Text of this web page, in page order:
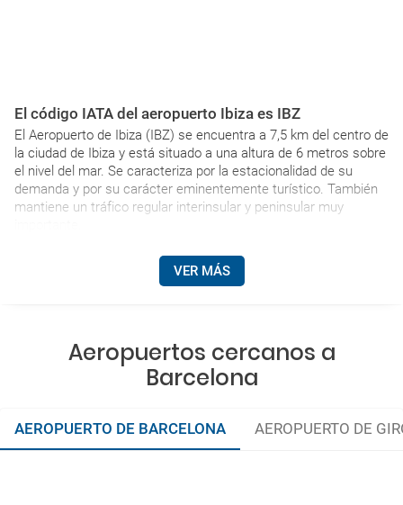
El código IATA del aeropuerto Ibiza es IBZ
El Aeropuerto de Ibiza (IBZ) se encuentra a 7,5 km del centro de
la ciudad de Ibiza y está situado a una altura de 6 metros sobre
el nivel del mar. Se caracteriza por la estacionalidad de su
demanda y por su carácter eminentemente turístico. También
mantiene un tráfico regular interinsular y peninsular muy
VER MÁS
Aeropuertos cercanos a
Barcelona
AEROPUERTO DE BARCELONA AEROPUERTO DE